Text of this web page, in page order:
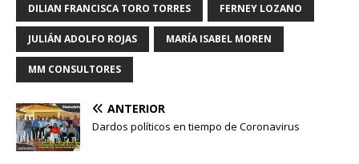
DILIAN FRANCISCA TORO TORRES FERNEY LOZANO
JULIÁN ADOLFO ROJAS MARÍA ISABEL MOREN
MM CONSULTORES
ANTERIOR
Dardos políticos en tiempo de Coronavirus